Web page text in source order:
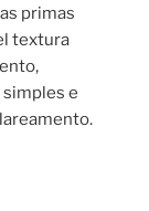
primas
textura
e